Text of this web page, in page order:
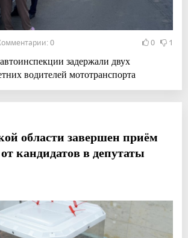
0 0 1
задержали двух
водителей мототранспорта
области завершен приём
кандидатов в депутаты